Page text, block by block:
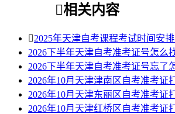
相关内容
2025年天津自考课程考试时间安
2026下半年天津自考准考证号怎么
2026下半年天津自考准考证号忘了
2026年10月天津津南区自考准考证
2026年10月天津东丽区自考准考证
2026年10月天津红桥区自考准考证